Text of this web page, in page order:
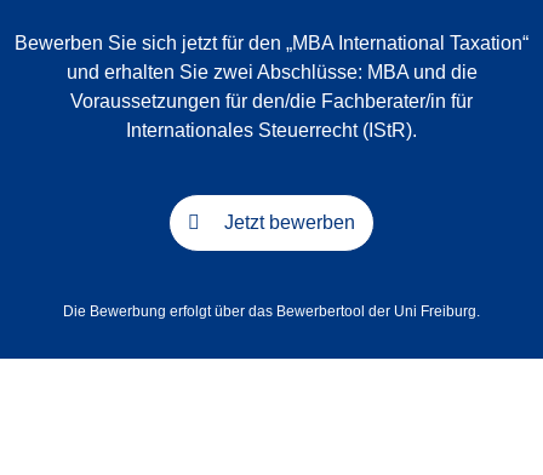
Bewerben Sie sich jetzt für den „MBA International Taxation“
und erhalten Sie zwei Abschlüsse: MBA und die
Voraussetzungen für den/die Fachberater/in für
Internationales Steuerrecht (IStR).
Jetzt bewerben
Die Bewerbung erfolgt über das Bewerbertool der Uni Freiburg.